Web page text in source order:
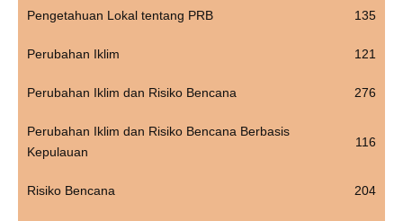
Pengetahuan Lokal tentang PRB 135
Perubahan Iklim 121
Perubahan Iklim dan Risiko Bencana 276
Perubahan Iklim dan Risiko Bencana Berbasis
Kepulauan
116
Risiko Bencana 204